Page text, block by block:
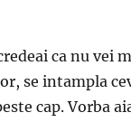
ca nu vei
se intampla
cap. Vorba